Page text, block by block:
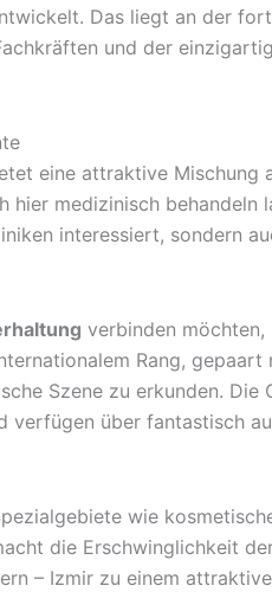
Das liegt an der
und der
eine attraktive Mischung
hier medizinisch behandeln
interessiert, sondern
verbinden
Rang,
Szene zu erkunden.
verfügen über fantastisch
wie
die Erschwinglichkeit
– Izmir zu einem